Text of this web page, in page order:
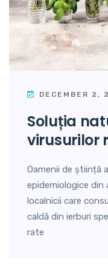
DECEMBER 2,
soluția naturală împotriva
virusurilor
Oamenii de știință
epidemiologice
localnicii care
caldă din ierburi
rate